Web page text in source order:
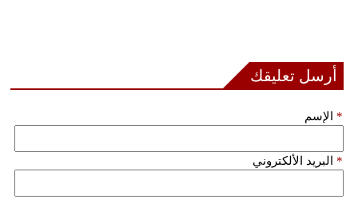
أرسل تعليقك
الإسم *
البريد الألكتروني *